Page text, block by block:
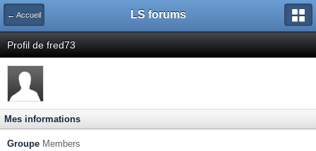
← Accueil LS forums
Profil de fred73
Mes informations
Groupe Members